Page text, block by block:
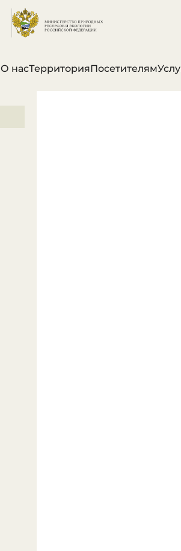
О насТерриторияПосетителям